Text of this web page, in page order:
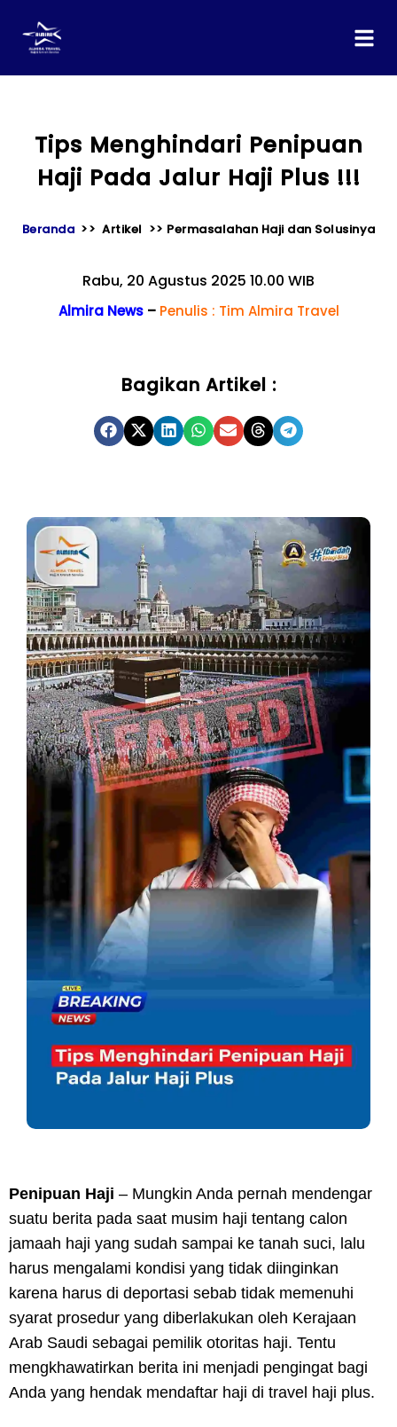
Tips Menghindari Penipuan
Haji Pada Jalur Haji Plus !!!
Beranda >> Artikel >> Permasalahan Haji dan Solusinya
Rabu, 20 Agustus 2025 10.00 WIB
Almira News – Penulis : Tim Almira Travel
Bagikan Artikel :
Penipuan Haji – Mungkin Anda pernah mendengar
suatu berita pada saat musim haji tentang calon
jamaah haji yang sudah sampai ke tanah suci, lalu
harus mengalami kondisi yang tidak diinginkan
karena harus di deportasi sebab tidak memenuhi
syarat prosedur yang diberlakukan oleh Kerajaan
Arab Saudi sebagai pemilik otoritas haji. Tentu
mengkhawatirkan berita ini menjadi pengingat bagi
Anda yang hendak mendaftar haji di travel haji plus.